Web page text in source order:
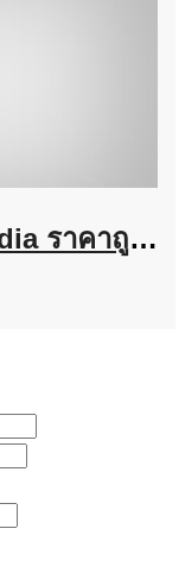
0863771698 ขาย Bio Media ราคาถูก | ลูกมีเดียบำบัดน้ำเสีย พร้อมส่งทั่วประเทศ